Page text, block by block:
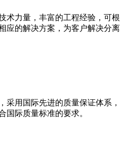
术力量，丰富的工程经验，可根
应的解决方案，为客户解决分离
采用国际先进的质量保证体系，
国际质量标准的要求。